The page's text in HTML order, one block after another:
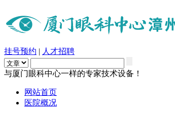
挂号预约 | 人才招聘
与厦门眼科中心一样的专家技术设备！
网站首页
医院概况